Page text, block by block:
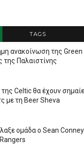
TAGS
ανακοίνωση της Green
της Παλαιστίνης
Celtic θα έχουν
με τη Beer Sheva
ομάδα ο Sean Conney